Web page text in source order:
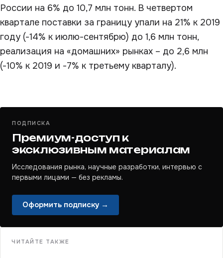
России на 6% до 10,7 млн тонн. В четвертом
квартале поставки за границу упали на 21% к 2019
году (-14% к июлю-сентябрю) до 1,6 млн тонн,
реализация на «домашних» рынках – до 2,6 млн
(-10% к 2019 и -7% к третьему кварталу).
ПОДПИСКА
Премиум-доступ к
эксклюзивным материалам
Исследования рынка, научные разработки, интервью с
первыми лицами — без рекламы.
Оформить подписку →
ЧИТАЙТЕ ТАКЖЕ